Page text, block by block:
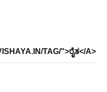
TAG/">ರೈತ</A>